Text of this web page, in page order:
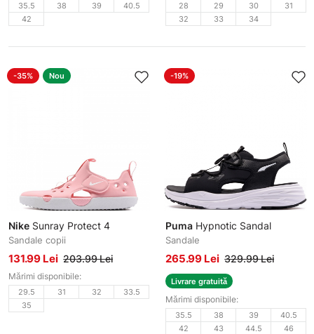
35.5 38 39
40.5
42
28 29 30
31
32
33 34
-35% Nou
Nike Sunray Protect 4
Sandale copii
131.99 Lei 203.99 Lei
Mărimi disponibile:
29.5 31 32
33.5
35
-19%
Puma Hypnotic Sandal
Sandale
265.99 Lei 329.99 Lei
Livrare gratuită
Mărimi disponibile:
35.5 38 39
40.5
42
43 44.5
46